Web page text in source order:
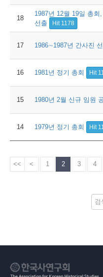
18
1987년 12월 19일 총
선출
Hit 1178
17 1986∼1987년 간사진
16 1981년 정기 총회 Hit
15 1980년 2월 신규 임원
14 1979년 정기 총회 Hit
<< < 1 2 3 4